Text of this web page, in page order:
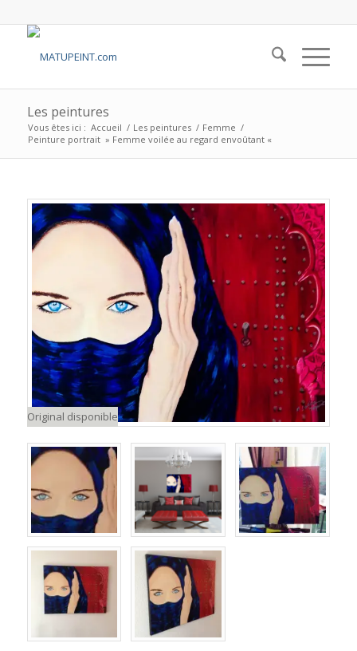
Les peintures
Vous êtes ici : Accueil / Les peintures / Femme /
Peinture portrait » Femme voilée au regard envoûtant «
Original disponible